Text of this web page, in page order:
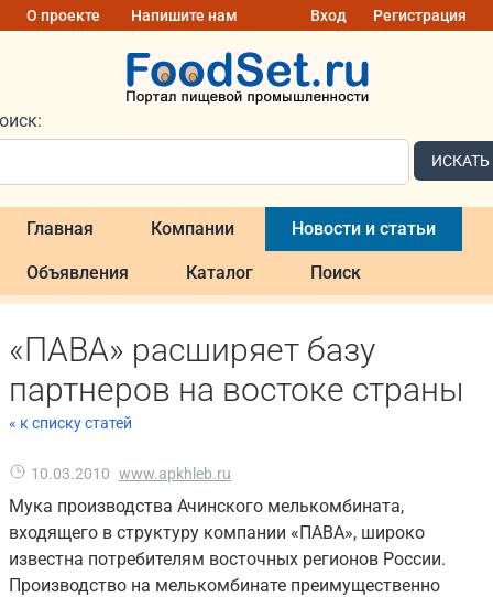
О проекте Напишите нам Вход Регистрация
ИСКАТЬ
Главная Компании Новости и статьи
Объявления Каталог Поиск
«ПАВА» расширяет базу
партнеров на востоке страны
« к списку статей
10.03.2010 www.apkhleb.ru
Мука производства Ачинского мелькомбината,
входящего в структуру компании «ПАВА», широко
известна потребителям восточных регионов России.
Производство на мелькомбинате преимущественно